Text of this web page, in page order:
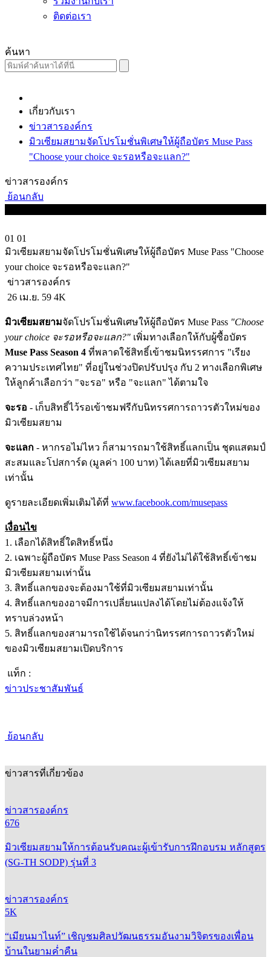
ติดต่อเรา
ค้นหา
เกี่ยวกับเรา
ข่าวสารองค์กร
มิวเซียมสยามจัดโปรโมชั่นพิเศษให้ผู้ถือบัตร Muse Pass
"Choose your choice จะรอหรือจะแลก?"
ข่าวสารองค์กร
ย้อนกลับ
01 01
มิวเซียมสยามจัดโปรโมชั่นพิเศษให้ผู้ถือบัตร Muse Pass "Choose
your choice จะรอหรือจะแลก?"
ข่าวสารองค์กร
26 เม.ย. 59 4K
มิวเซียมสยามจัดโปรโมชั่นพิเศษให้ผู้ถือบัตร Muse Pass "Choose
your choice จะรอหรือจะแลก?" เพิ่มทางเลือกให้กับผู้ซื้อบัตร
Muse Pass Season 4 ที่พลาดใช้สิทธิ์เข้าชมนิทรรศการ "เรียง
ความประเทศไทย" ที่อยู่ในช่วงปิดปรับปรุง กับ 2 ทางเลือกพิเศษ
ให้ลูกค้าเลือกว่า "จะรอ" หรือ "จะแลก" ได้ตามใจ
จะรอ - เก็บสิทธิ์ไว้รอเข้าชมฟรีกับนิทรรศการถาวรตัวใหม่ของ
มิวเซียมสยาม
จะแลก - หากรอไม่ไหว ก็สามารถมาใช้สิทธิ์แลกเป็น ชุดแสตมป์
สะสมและโปสการ์ด (มูลค่า 100 บาท) ได้เลยที่มิวเซียมสยาม
เท่านั้น
ดูรายละเอียดเพิ่มเติมได้ที่ www.facebook.com/musepass
เงื่อนไข
1. เลือกได้สิทธิ์ใดสิทธิ์หนึ่ง
2. เฉพาะผู้ถือบัตร Muse Pass Season 4 ที่ยังไม่ได้ใช้สิทธิ์เข้าชม
มิวเซียมสยามเท่านั้น
3. สิทธิ์แลกของจะต้องมาใช้ที่มิวเซียมสยามเท่านั้น
4. สิทธิ์แลกของอาจมีการเปลี่ยนแปลงได้โดยไม่ต้องแจ้งให้
ทราบล่วงหน้า
5. สิทธิ์แลกของสามารถใช้ได้จนกว่านิทรรศการถาวรตัวใหม่
ของมิวเซียมสยามเปิดบริการ
แท็ก :
ข่าวประชาสัมพันธ์
ย้อนกลับ
ข่าวสารที่เกี่ยวข้อง
ข่าวสารองค์กร
676
มิวเซียมสยามให้การต้อนรับคณะผู้เข้ารับการฝึกอบรม หลักสูตร
(SG-TH SODP) รุ่นที่ 3
ข่าวสารองค์กร
5K
“เมียนมาไนท์” เชิญชมศิลปวัฒนธรรมอันงามวิจิตรของเพื่อน
บ้านในยามค่ำคืน